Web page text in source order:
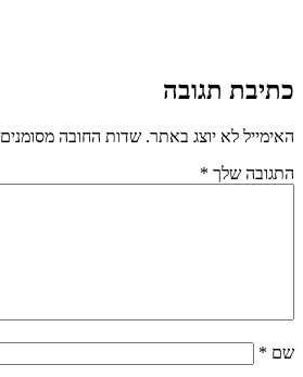
כתיבת תגובה
האימייל לא יוצג באתר. שדות החובה מסומנים
התגובה שלך *
שם *